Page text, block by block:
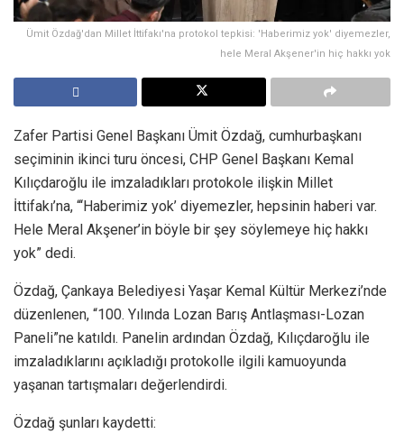
Ümit Özdağ'dan Millet İttifakı'na protokol tepkisi: 'Haberimiz yok' diyemezler,
hele Meral Akşener'in hiç hakkı yok
Zafer Partisi Genel Başkanı Ümit Özdağ, cumhurbaşkanı
seçiminin ikinci turu öncesi, CHP Genel Başkanı Kemal
Kılıçdaroğlu ile imzaladıkları protokole ilişkin Millet
İttifakı’na, “‘Haberimiz yok’ diyemezler, hepsinin haberi var.
Hele Meral Akşener’in böyle bir şey söylemeye hiç hakkı
yok” dedi.
Özdağ, Çankaya Belediyesi Yaşar Kemal Kültür Merkezi’nde
düzenlenen, “100. Yılında Lozan Barış Antlaşması-Lozan
Paneli”ne katıldı. Panelin ardından Özdağ, Kılıçdaroğlu ile
imzaladıklarını açıkladığı protokolle ilgili kamuoyunda
yaşanan tartışmaları değerlendirdi.
Özdağ şunları kaydetti: